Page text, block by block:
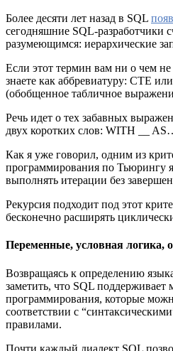
Более десяти лет назад в SQL
сегодняшние SQL-разработчики
разумеющимся: иерархические
Если этот термин вам ни о чем
знаете как аббревиатуру: CTE
(обобщенное табличное
Речь идет о тех забавных
двух коротких слов: WITH __
Как я уже говорил, одним из
программирования по Тьюрингу
выполнять итерации без
Рекурсия подходит под этот
бесконечно расширять
Переменные, условная логика,
Возвращаясь к определению
заметить, что SQL поддерживает
программирования, которые
соответствии с
правилами.
Почти каждый диалект SQL